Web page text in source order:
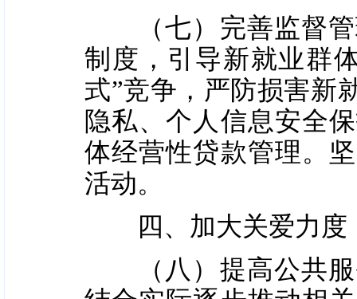
（七）完善监督管
制度，引导新就业群
式”竞争，严防损害新
隐私、个人信息安全
体经营性贷款管理。
活动。
四、加大关爱力度
（八）提高公共服